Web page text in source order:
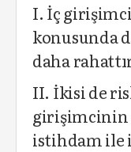
I. İç
konusunda
daha
II. İkisi de
girişimcinin
istihdam